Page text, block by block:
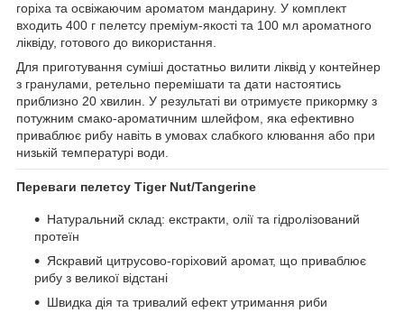
горіха та освіжаючим ароматом мандарину. У комплект
входить 400 г пелетсу преміум-якості та 100 мл ароматного
ліквіду, готового до використання.
Для приготування суміші достатньо вилити ліквід у контейнер
з гранулами, ретельно перемішати та дати настоятись
приблизно 20 хвилин. У результаті ви отримуєте прикормку з
потужним смако-ароматичним шлейфом, яка ефективно
приваблює рибу навіть в умовах слабкого клювання або при
низькій температурі води.
Переваги пелетсу Tiger Nut/Tangerine
Натуральний склад: екстракти, олії та гідролізований
протеїн
Яскравий цитрусово-горіховий аромат, що приваблює
рибу з великої відстані
Швидка дія та тривалий ефект утримання риби